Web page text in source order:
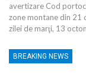
avertizare Cod
zone montane din 21
zilei de marţi, 13
BREAKING NEWS